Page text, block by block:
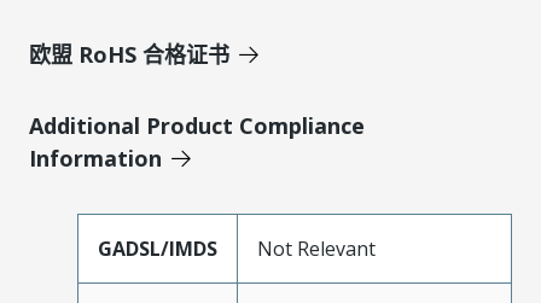
欧盟 RoHS 合格证书
Additional Product Compliance
Information
GADSL/IMDS Not Relevant